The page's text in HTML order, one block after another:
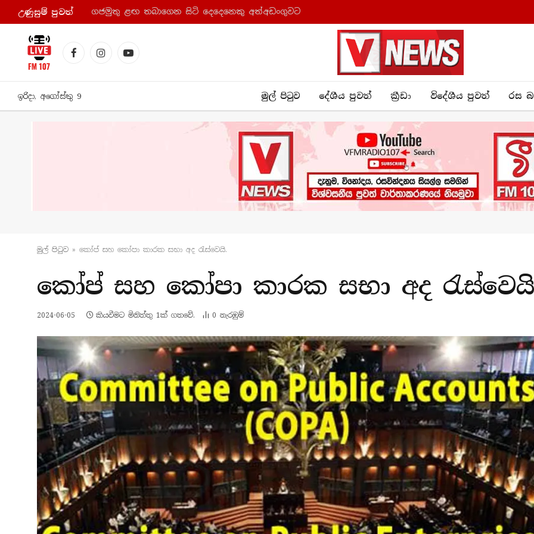
උණුසුම් පුව​ත් ගජමුතු ළඟ තබාගෙන සිටි දෙදෙනෙකු අත්අඩංගුවට
FacebookInstagramYouTube
ඉරිදා, අගෝස්තු 9 මුල් පිටුව දේශීය පුව​ත් ක්‍රී​ඩා විදේශීය පුවත් රස
මුල් පිටු​ව » කෝප් සහ කෝපා කාරක සභා අද රැස්වෙයි.
කෝප් සහ කෝපා කාරක සභා අද
2024-06-05 කියවීමට මිනිත්තු 1ක් ගතවේ. 0 නැරඹු​ම්